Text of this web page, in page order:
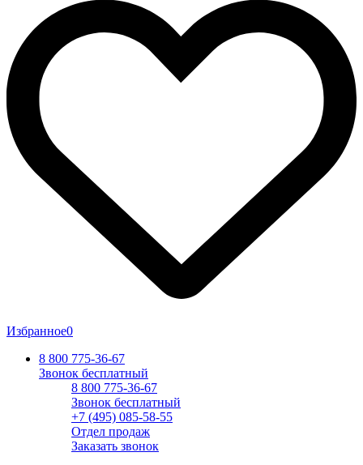
Избранное0
8 800 775-36-67
Звонок бесплатный
8 800 775-36-67
Звонок бесплатный
+7 (495) 085-58-55
Отдел продаж
Заказать звонок